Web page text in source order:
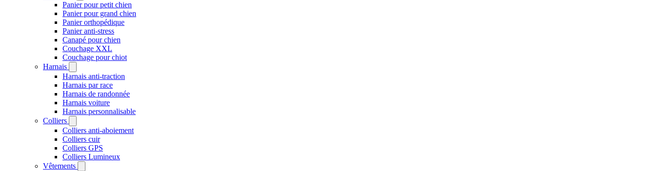
Panier pour petit chien
Panier pour grand chien
Panier orthopédique
Panier anti-stress
Canapé pour chien
Couchage XXL
Couchage pour chiot
Harnais
Harnais anti-traction
Harnais par race
Harnais de randonnée
Harnais voiture
Harnais personnalisable
Colliers
Colliers anti-aboiement
Colliers cuir
Colliers GPS
Colliers Lumineux
Vêtements